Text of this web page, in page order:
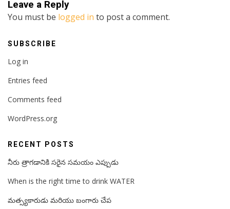
Leave a Reply
You must be logged in to post a comment.
SUBSCRIBE
Log in
Entries feed
Comments feed
WordPress.org
RECENT POSTS
నీరు త్రాగడానికి సరైన సమయం ఎప్పుడు
When is the right time to drink WATER
మత్స్యకారుడు మరియు బంగారు చేప